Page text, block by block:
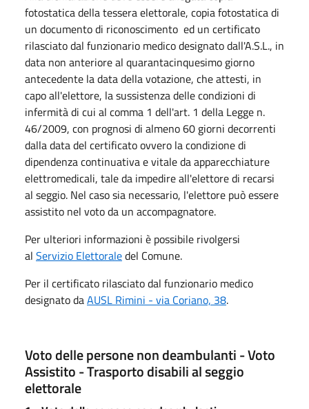
fotostatica della tessera elettorale, copia fotostatica di
un documento di riconoscimento ed un certificato
rilasciato dal funzionario medico designato dall'A.S.L., in
data non anteriore al quarantacinquesimo giorno
antecedente la data della votazione, che attesti, in
capo all'elettore, la sussistenza delle condizioni di
infermità di cui al comma 1 dell'art. 1 della Legge n.
46/2009, con prognosi di almeno 60 giorni decorrenti
dalla data del certificato ovvero la condizione di
dipendenza continuativa e vitale da apparecchiature
elettromedicali, tale da impedire all'elettore di recarsi
al seggio. Nel caso sia necessario, l'elettore può essere
assistito nel voto da un accompagnatore.
Per ulteriori informazioni è possibile rivolgersi
al Servizio Elettoraledel Comune.
Per il certificato rilasciato dal funzionario medico
designato daAUSL Rimini - via Coriano, 38.
Voto delle persone non deambulanti - Voto
Assistito - Trasporto disabili al seggio
elettorale